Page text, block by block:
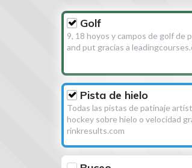
Golf
9, 18 hoyos y campos de golf de
and put gracias a
Pista de hielo
Todas las pistas de patinaje
hockey sobre hielo o velocidad
rinkresults.com